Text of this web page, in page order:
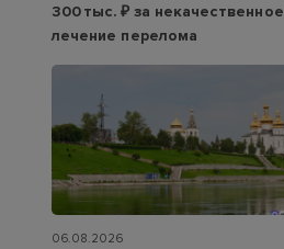
300 тыс. ₽ за некачественное
лечение перелома
06.08.2026